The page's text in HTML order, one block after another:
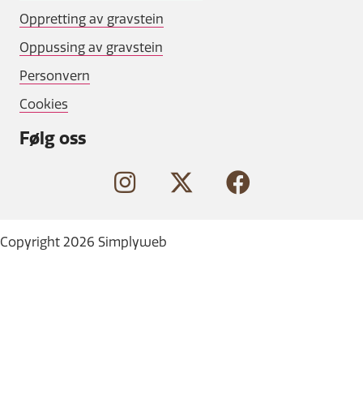
Oppretting av gravstein
Oppussing av gravstein
Personvern
Cookies
Følg oss
Copyright 2026 Simplyweb